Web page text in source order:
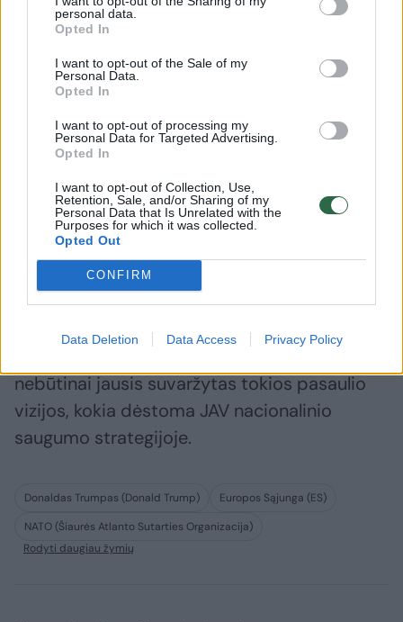
personal data.
Opted In
I want to opt-out of the Sale of my
Personal Data.
Opted In
I want to opt-out of processing my
Personal Data for Targeted Advertising.
Opted In
I want to opt-out of Collection, Use,
Retention, Sale, and/or Sharing of my
Personal Data that Is Unrelated with the
Purposes for which it was collected.
Opted Out
CONFIRM
Data Deletion Data Access Privacy Policy
didesnėmis grėsmėmis iš vidaus, o vėliau
Alternatyva Vokietijai (AfD).
Pats D. Trumpas užmezgė gerus santykius su
keliais Europos lyderiais, įskaitant Jungtinės
Karalystės premjerą Keirą Starmerį ir
Suomijos prezidentą Alexanderį Stubbą, o
Europos Sąjungai atvirai reiškia panieką.
Vis dėlto, pasak FT, JAV prezidentas, kurio
vadovavimas remiasi instinktais ir
nebūtinai jausis suvaržytas tokios pasaulio
vizijos, kokia dėstoma JAV nacionalinio
saugumo strategijoje.
Donaldas Trumpas (Donald Trump)
Europos Sąjunga (ES)
NATO (Šiaurės Atlanto Sutarties Organizacija)
Rodyti daugiau žymių